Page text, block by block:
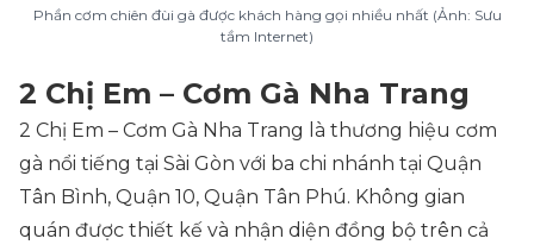
Phần cơm chiên đùi gà được khách hàng gọi nhiều nhất (Ảnh: Sưu
tầm Internet)
2 Chị Em – Cơm Gà Nha Trang
2 Chị Em – Cơm Gà Nha Trang là thương hiệu cơm
gà nổi tiếng tại Sài Gòn với ba chi nhánh tại Quận
Tân Bình, Quận 10, Quận Tân Phú. Không gian
quán được thiết kế và nhận diện đồng bộ trên cả